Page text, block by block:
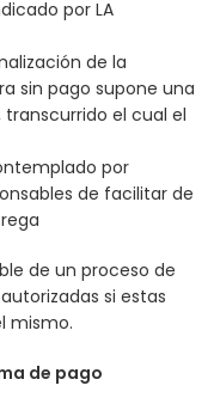
por LA
de la
sin pago supone una
el cual el
por
de facilitar de
de un proceso de
si estas
mismo.
de pago